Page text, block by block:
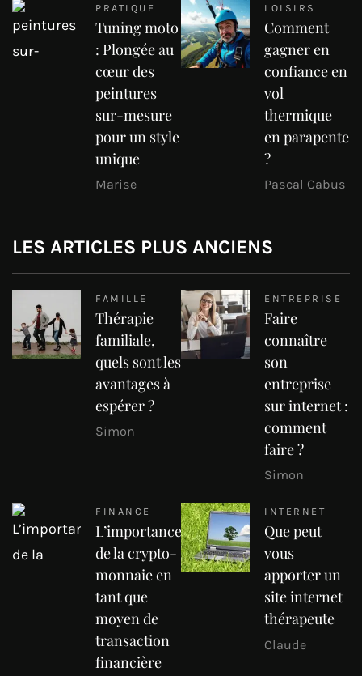
PRATIQUE
Tuning moto
: Plongée au
cœur des
peintures
sur-mesure
pour un style
unique
Marise
LOISIRS
Comment
gagner en
confiance en
vol
thermique
en parapente
?
Pascal Cabus
LES ARTICLES PLUS ANCIENS
FAMILLE
Thérapie
familiale,
quels sont les
avantages à
espérer ?
Simon
ENTREPRISE
Faire
connaître
son
entreprise
sur internet :
comment
faire ?
Simon
FINANCE
L’importance
de la crypto-
monnaie en
tant que
moyen de
transaction
financière
INTERNET
Que peut
vous
apporter un
site internet
thérapeute
Claude